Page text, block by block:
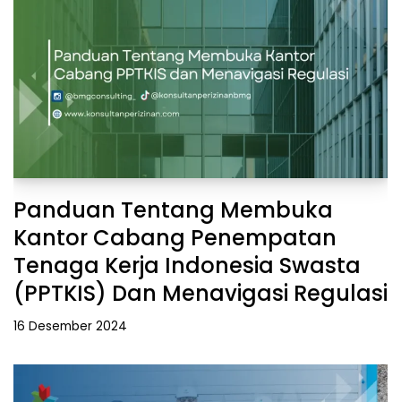
Panduan Tentang Membuka
Kantor Cabang Penempatan
Tenaga Kerja Indonesia Swasta
(PPTKIS) Dan Menavigasi Regulasi
16 Desember 2024